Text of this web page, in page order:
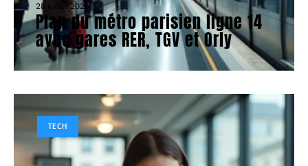
28 juillet 2026
Plan du métro parisien ligne 14
avec gares RER, TGV et Orly
TECH